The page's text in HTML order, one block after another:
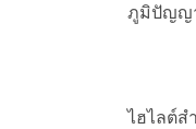
ภูมิปัญญ
ไฮไลต์ส